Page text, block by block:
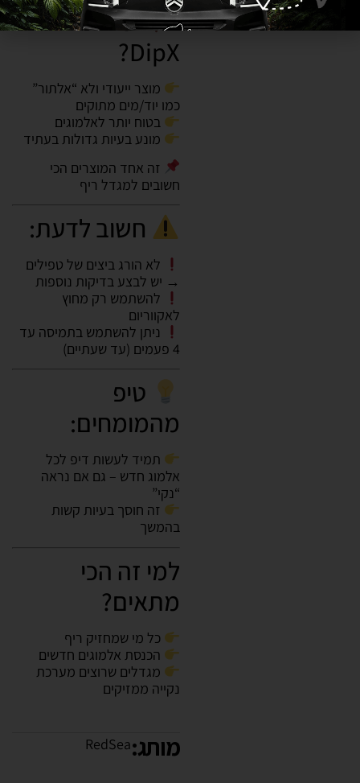
למה לבחור ב-
DipX?
מוצר ייעודי ולא “אלתור”
כמו יוד/מים מתוקים
בטוח יותר לאלמוגים
מונע בעיות גדולות בעתיד
זה אחד המוצרים הכי
חשובים למגדל ריף
חשוב לדעת:
לא הורג ביצים של טפילים
→ יש לבצע בדיקות נוספות
להשתמש רק מחוץ
לאקווריום
ניתן להשתמש בתמיסה עד
4 פעמים (עד שעתיים)
טיפ
מהמומחים:
תמיד לעשות דיפ לכל
אלמוג חדש – גם אם נראה
“נקי”
זה חוסך בעיות קשות
בהמשך
למי זה הכי
מתאים?
כל מי שמחזיק ריף
הכנסת אלמוגים חדשים
מגדלים שרוצים מערכת
נקייה ממזיקים
מותג:RedSea